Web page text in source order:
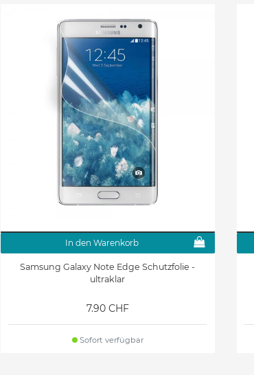
In den Warenkorb
Samsung Galaxy Note Edge Schutzfolie -
ultraklar
7.90 CHF
Sofort verfügbar